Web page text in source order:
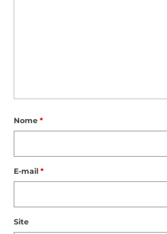
Nome *
E-mail *
Site